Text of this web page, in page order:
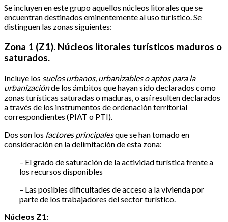
Se incluyen en este grupo aquellos núcleos litorales que se
encuentran destinados eminentemente al uso turístico. Se
distinguen las zonas siguientes:
Zona 1 (Z1). Núcleos litorales turísticos maduros o
saturados.
Incluye los suelos urbanos, urbanizables o aptos para la
urbanizaciónde los ámbitos que hayan sido declarados como
zonas turísticas saturadas o maduras, o así resulten declarados
a través de los instrumentos de ordenación territorial
correspondientes (PIAT o PTI).
Dos son los factores principalesque se han tomado en
consideración en la delimitación de esta zona:
– El grado de saturación de la actividad turística frente a
los recursos disponibles
– Las posibles dificultades de acceso a la vivienda por
parte de los trabajadores del sector turístico.
Núcleos Z1: